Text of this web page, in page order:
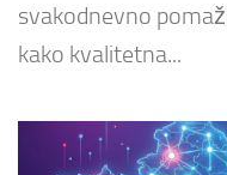
svakodnevno
kako kvalitetna...